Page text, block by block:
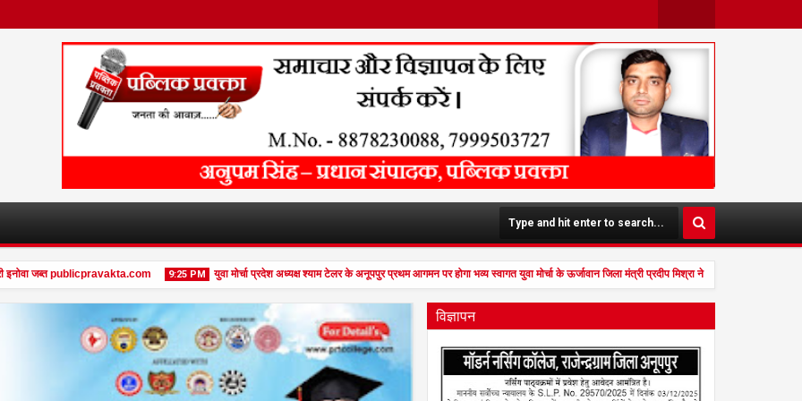
Twit
Face
Boo
K
जब्त publicpravakta.com 9:25 PM
Feb
युवा मोर्चा प्रदेश अध्यक्ष श्याम टेलर के अनूपपुर प्रथम आगमन पर होगा भव्य स्वागत युवा मोर्चा के ऊर्जावान जिला मंत्री प्रदीप मिश्रा ने सभी युवाओं से सहभागिता की
विज्ञापन